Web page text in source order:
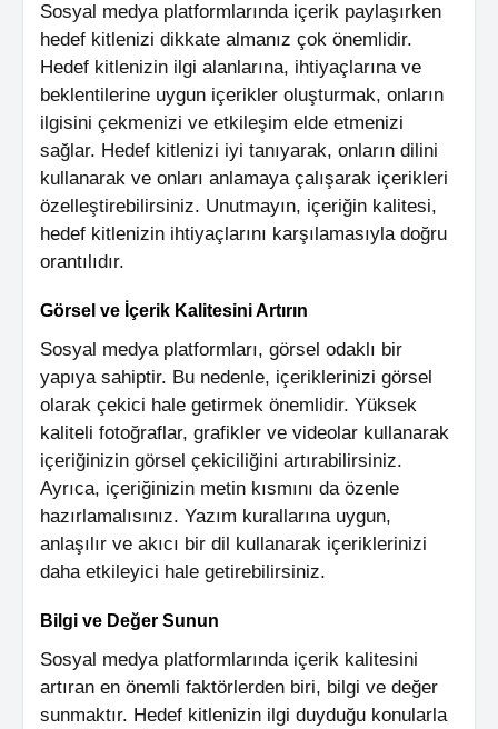
Sosyal medya platformlarında içerik paylaşırken
hedef kitlenizi dikkate almanız çok önemlidir.
Hedef kitlenizin ilgi alanlarına, ihtiyaçlarına ve
beklentilerine uygun içerikler oluşturmak, onların
ilgisini çekmenizi ve etkileşim elde etmenizi
sağlar. Hedef kitlenizi iyi tanıyarak, onların dilini
kullanarak ve onları anlamaya çalışarak içerikleri
özelleştirebilirsiniz. Unutmayın, içeriğin kalitesi,
hedef kitlenizin ihtiyaçlarını karşılamasıyla doğru
orantılıdır.
Görsel ve İçerik Kalitesini Artırın
Sosyal medya platformları, görsel odaklı bir
yapıya sahiptir. Bu nedenle, içeriklerinizi görsel
olarak çekici hale getirmek önemlidir. Yüksek
kaliteli fotoğraflar, grafikler ve videolar kullanarak
içeriğinizin görsel çekiciliğini artırabilirsiniz.
Ayrıca, içeriğinizin metin kısmını da özenle
hazırlamalısınız. Yazım kurallarına uygun,
anlaşılır ve akıcı bir dil kullanarak içeriklerinizi
daha etkileyici hale getirebilirsiniz.
Bilgi ve Değer Sunun
Sosyal medya platformlarında içerik kalitesini
artıran en önemli faktörlerden biri, bilgi ve değer
sunmaktır. Hedef kitlenizin ilgi duyduğu konularla